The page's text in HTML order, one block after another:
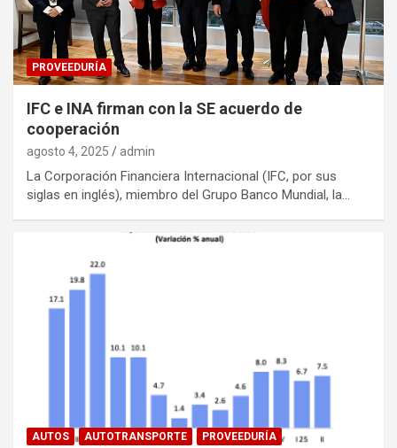
PROVEEDURÍA
IFC e INA firman con la SE acuerdo de
cooperación
agosto 4, 2025 admin
La Corporación Financiera Internacional (IFC, por sus
siglas en inglés), miembro del Grupo Banco Mundial, la…
AUTOS AUTOTRANSPORTE PROVEEDURÍA